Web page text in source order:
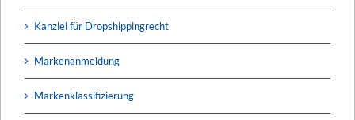
Kanzlei für Dropshippingrecht
Markenanmeldung
Markenklassifizierung